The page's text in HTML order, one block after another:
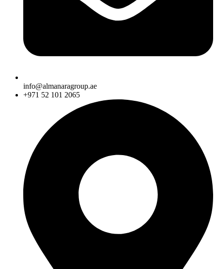
info@almanaragroup.ae
+971 52 101 2065